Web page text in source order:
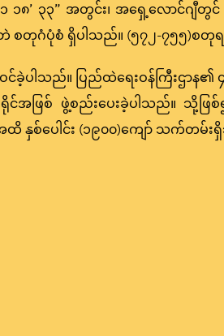
၁၈’ ၃၃” အတွင်း၊ အရှေ့လောင်ဂျီ
ဂံပုံစံ ရှိပါသည်။ (၅၇၂-၇၅၅)စတုရ
ခဲ့ပါသည်။ ပြည်ထဲရေးဝန်ကြီးဌာန
င်အဖြစ် ဖွဲ့စည်းပေးခဲ့ပါသည်။ သို့ဖ
ထိ နှစ်ပေါင်း (၁၉၀၀)ကျော် သက်တမ်